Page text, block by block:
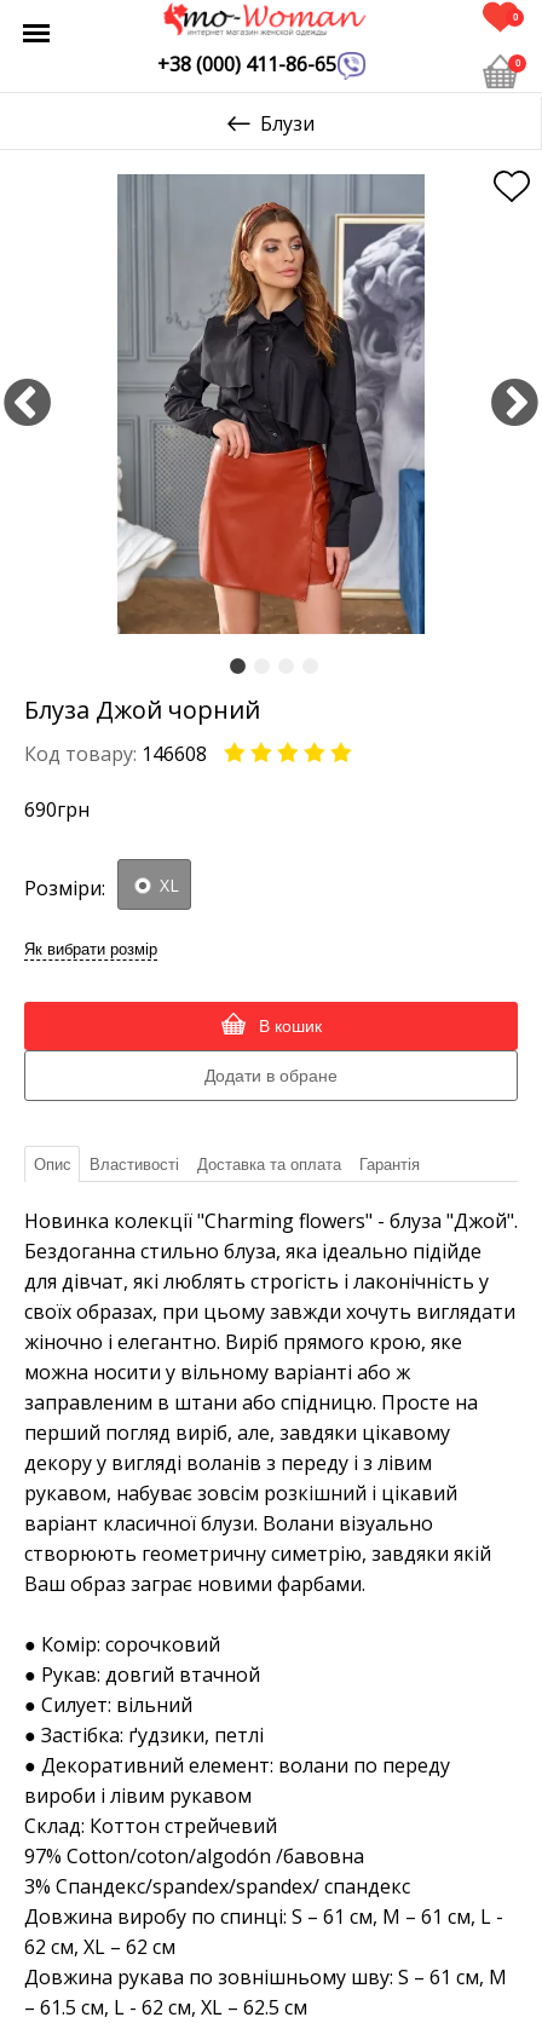
+38 (000) 411-86-65
0
0
Блузи
Блуза Джой чорний
Код товару: 146608
690грн
Розміри: XL
Як вибрати розмір
В кошик
Опис Властивості Доставка та оплата Гарантія
Новинка колекції "Charming flowers" - блуза "Джой".
Бездоганна стильно блуза, яка ідеально підійде
для дівчат, які люблять строгість і лаконічність у
своїх образах, при цьому завжди хочуть виглядати
жіночно і елегантно. Виріб прямого крою, яке
можна носити у вільному варіанті або ж
заправленим в штани або спідницю. Просте на
перший погляд виріб, але, завдяки цікавому
декору у вигляді воланів з переду і з лівим
рукавом, набуває зовсім розкішний і цікавий
варіант класичної блузи. Волани візуально
створюють геометричну симетрію, завдяки якій
Ваш образ заграє новими фарбами.
● Комір: сорочковий
● Рукав: довгий втачной
● Силует: вільний
● Застібка: ґудзики, петлі
● Декоративний елемент: волани по переду
вироби і лівим рукавом
Склад: Коттон стрейчевий
97% Cotton/coton/algodón /бавовна
3% Спандекс/spandex/spandex/ спандекс
Довжина виробу по спинці: S – 61 см, M – 61 см, L -
62 см, XL – 62 см
Довжина рукава по зовнішньому шву: S – 61 см, M
– 61.5 см, L - 62 см, XL – 62.5 см